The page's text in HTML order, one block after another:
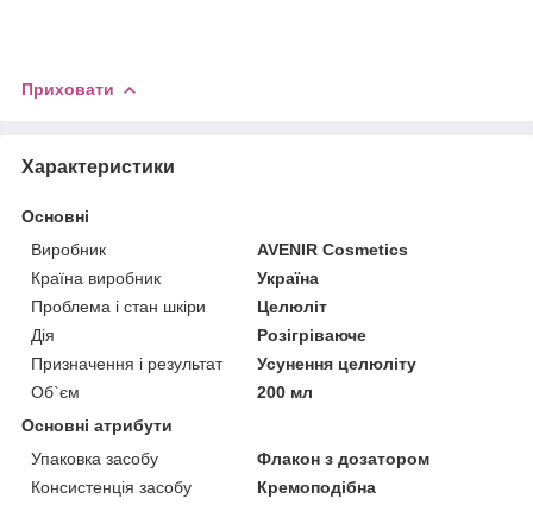
Приховати
Характеристики
Основні
Виробник
AVENIR Cosmetics
Країна виробник
Україна
Проблема і стан шкіри
Целюліт
Дія
Розігріваюче
Призначення і результат
Усунення целюліту
Об`єм
200 мл
Основні атрибути
Упаковка засобу
Флакон з дозатором
Консистенція засобу
Кремоподібна